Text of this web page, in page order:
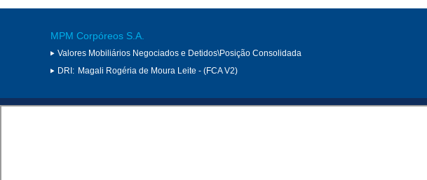
MPM Corpóreos S.A.
Valores Mobiliários Negociados e Detidos\Posição Consolidada
DRI: Magali Rogéria de Moura Leite - (FCA V2)